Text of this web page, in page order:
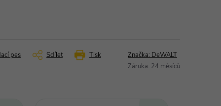
Tisk
pes Sdílet Značka: DeWALT
Záruka: 24 měsíců